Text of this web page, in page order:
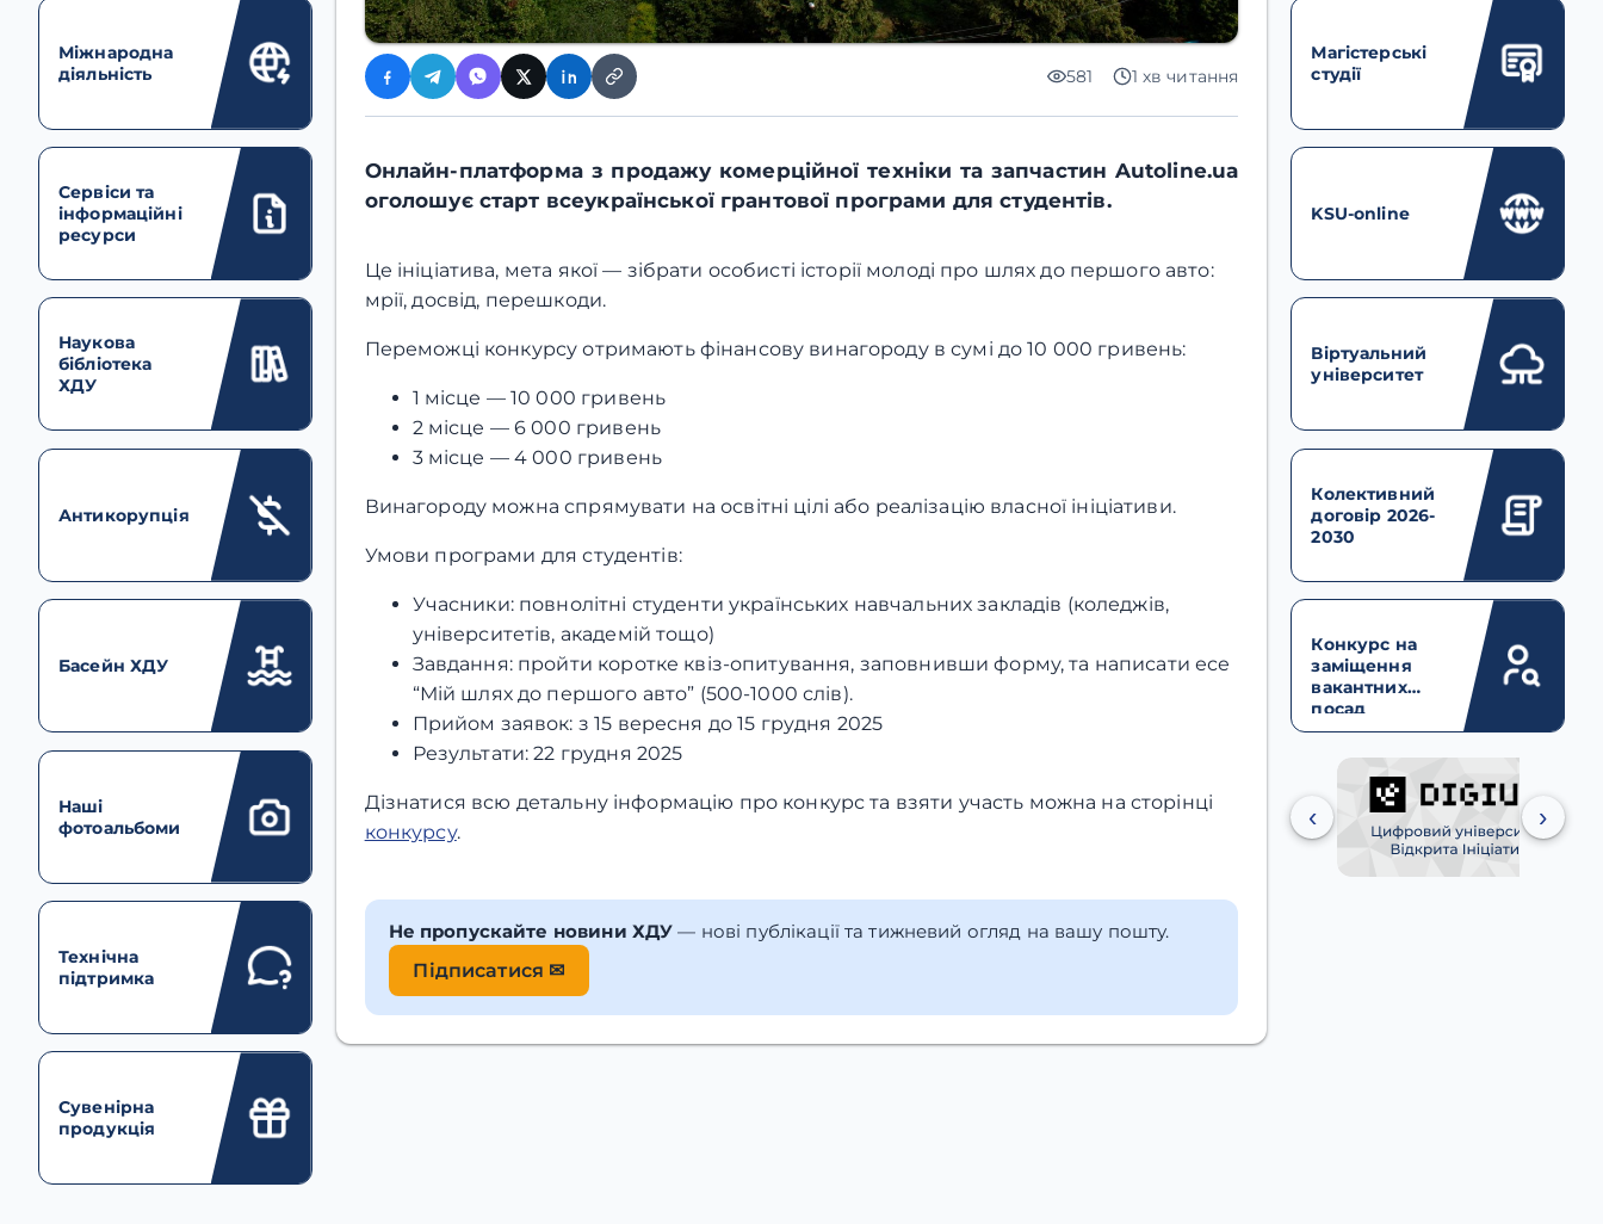
Міжнародна
діяльність
Сервіси та
інформаційні
ресурси
Наукова
бібліотека
ХДУ
Антикорупція
Басейн ХДУ
Наші
фотоальбоми
Технічна
підтримка
Сувенірна
продукція
581 1 хв читання
Онлайн-платформа з продажу комерційної техніки та запчастин Autoline.ua
оголошує старт всеукраїнської грантової програми для студентів.
Це ініціатива, мета якої — зібрати особисті історії молоді про шлях до першого авто:
мрії, досвід, перешкоди.
Переможці конкурсу отримають фінансову винагороду в сумі до 10 000 гривень:
1 місце — 10 000 гривень
2 місце — 6 000 гривень
3 місце — 4 000 гривень
Винагороду можна спрямувати на освітні цілі або реалізацію власної ініціативи.
Умови програми для студентів:
Учасники: повнолітні студенти українських навчальних закладів (коледжів,
університетів, академій тощо)
Завдання: пройти коротке квіз-опитування, заповнивши форму, та написати есе
“Мій шлях до першого авто” (500-1000 слів).
Прийом заявок: з 15 вересня до 15 грудня 2025
Результати: 22 грудня 2025
Дізнатися всю детальну інформацію про конкурс та взяти участь можна на сторінці
конкурсу.
Не пропускайте новини ХДУ — нові публікації та тижневий огляд на вашу пошту.
Підписатися ✉
Магістерські
студії
KSU-online
Віртуальний
університет
Колективний
договір 2026-
2030
Конкурс на
заміщення
вакантних
посад
‹ ›